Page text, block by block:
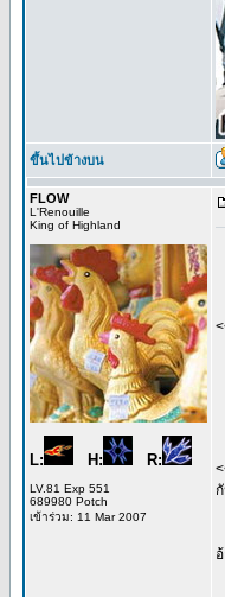
ขึ้นไปข้างบน
FLOW
L'Renouille
King of Highland
L: H: R:
LV.81 Exp 551
689980 Potch
เข้าร่วม: 11 Mar 2007